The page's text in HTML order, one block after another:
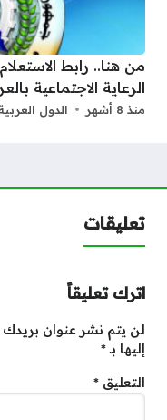
من هنا.. رابط
الرعاية الاجتماعية
منذ 8 أشهر الدول
تعليقات
اترك تعليقاً
لن يتم نشر عنوان بريدك
إليها بـ*
التعليق *